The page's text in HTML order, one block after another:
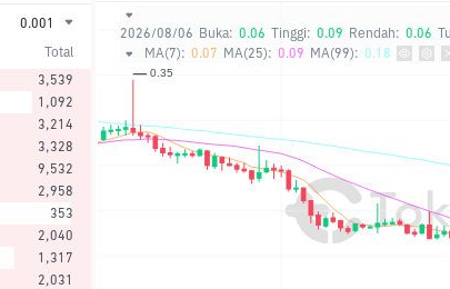
0.001
Total
3,539
1,092
3,214
3,328
9,532
2,958
353
2,040
1,317
2,031
2026/08/06 Buka: 0.06 Tinggi: 0.09 Rendah: 0.06
MA(7): 0.07 MA(25): 0.09 MA(99): 0.18